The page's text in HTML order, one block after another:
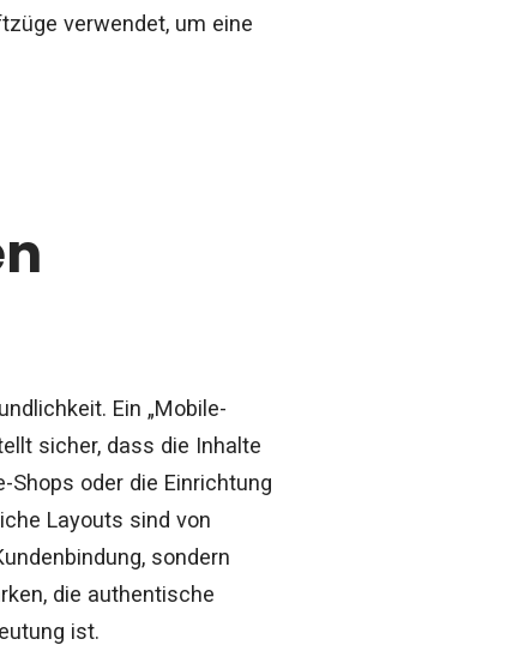
verwendet, um eine
Ein „Mobile-
sicher, dass die Inhalte
Shops oder die Einrichtung
Layouts sind von
sondern
die authentische
ist.